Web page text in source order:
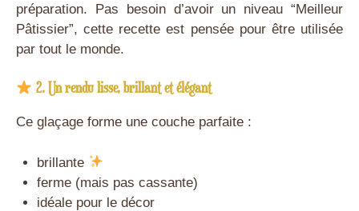
préparation. Pas besoin d’avoir un niveau “Meilleur
Pâtissier”, cette recette est pensée pour être utilisée
par tout le monde.
2. Un rendu lisse, brillant et élégant
Ce glaçage forme une couche parfaite :
brillante
ferme (mais pas cassante)
idéale pour le décor